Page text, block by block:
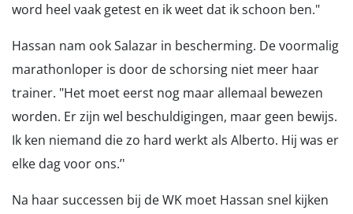
word heel vaak getest en ik weet dat ik schoon ben."
Hassan nam ook Salazar in bescherming. De voormalig
marathonloper is door de schorsing niet meer haar
trainer. "Het moet eerst nog maar allemaal bewezen
worden. Er zijn wel beschuldigingen, maar geen bewijs.
Ik ken niemand die zo hard werkt als Alberto. Hij was er
elke dag voor ons.’'
Na haar successen bij de WK moet Hassan snel kijken